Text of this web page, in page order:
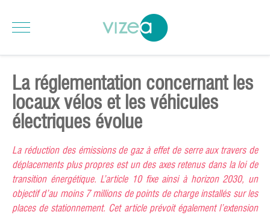
La réglementation concernant les
locaux vélos et les véhicules
électriques évolue
La réduction des émissions de gaz à effet de serre aux travers de
déplacements plus propres est un des axes retenus dans la loi de
transition énergétique. L’article 10 fixe ainsi à horizon 2030, un
objectif d’au moins 7 millions de points de charge installés sur les
places de stationnement. Cet article prévoit également l’extension